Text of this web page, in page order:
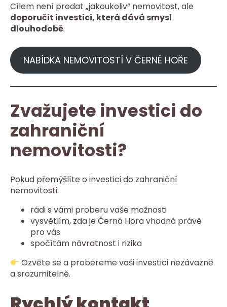
Cílem není prodat „jakoukoliv“ nemovitost, ale
doporučit investici, která dává smysl
dlouhodobě.
NABÍDKA NEMOVITOSTÍ V ČERNÉ HOŘE
Zvažujete investici do
zahraniční
nemovitosti?
Pokud přemýšlíte o investici do zahraniční
nemovitosti:
rádi s vámi proberu vaše možnosti
vysvětlím, zda je Černá Hora vhodná právě
pro vás
spočítám návratnost i rizika
Ozvěte se a probereme vaši investici nezávazně
a srozumitelně.